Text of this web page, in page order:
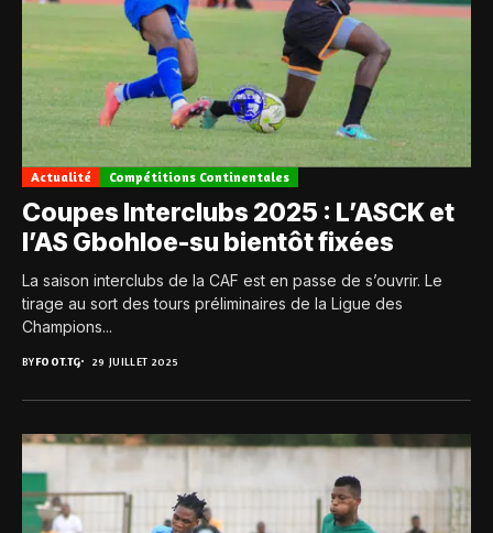
Actualité Compétitions Continentales
Coupes Interclubs 2025 : L’ASCK et
l’AS Gbohloe-su bientôt fixées
La saison interclubs de la CAF est en passe de s’ouvrir. Le
tirage au sort des tours préliminaires de la Ligue des
Champions...
BYFOOT.TG 29 JUILLET 2025